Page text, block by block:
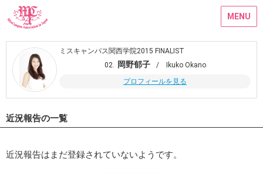
MENU
ミスキャンパス関西学院2015 FINALIST
02. 岡野郁子
/ Ikuko Okano
プロフィールを見る
近況報告の一覧
近況報告はまだ登録されていないようです。